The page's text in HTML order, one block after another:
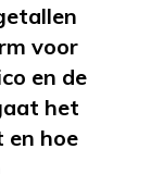
voor
en de
het
en hoe